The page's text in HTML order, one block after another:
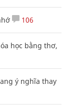
106
học bằng thơ,
ý nghĩa thay